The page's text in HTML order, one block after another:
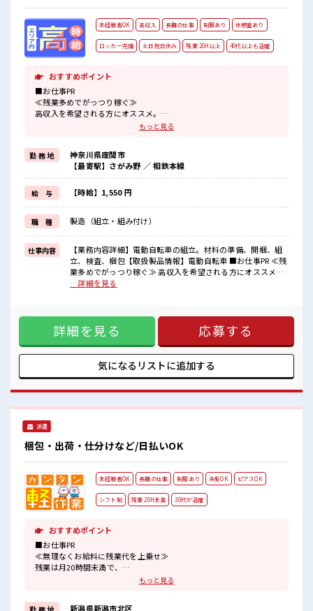
未経験者OK 高収入 長期の仕事 制服あり 休憩室あり
ロッカー完備 土日祝日休み 残業 20H以上 40代以上も活躍
おすすめポイント
■お仕事PR
≪残業多めでがっつり稼ぐ≫
高収入を希望される方にオススメ。
残業は月20時間以上あります♪
家族や友人と一緒にプライベート満喫！
≪ラクラク制服アリ≫
制服があるので、
毎日の服装の悩み解消♪
≪未経験の方も大カンゲイ≫
新しいことにチャレンジするのは不安だけど、
しっかり働く環境が整っています！
イチからスキルUP・ステップUP目指していきましょう！
≪収入アップを目指せる≫
高時給だらけの派遣のお仕事です！
■職場の雰囲気
休憩室完備でランチや休憩も充実しそう♪
残業が多めだからしっかり稼ぎたい方にもオススメ！
もっと見る
勤 務 地
神奈川県座間市
【最寄駅】さがみ野 ／ 相鉄本線
給 与 【時給】1,550 円
職 種 製造（組立・組み付け）
仕事内容
【業務内容詳細】電動自転車の組立。材料の準備、開梱、組
立、検査、梱包【取扱製品情報】電動自転車 ■お仕事PR ≪残
業多めでがっつり稼ぐ≫ 高収入を希望される方にオススメ。
残業は月20時間以上あります♪ ≪土日祝休のお仕事≫ 家族や
ゲイ≫ 新しいことにチャレンジするのは不安だけど、 しっか
り働く環境が整っています！ イチからスキルUP・ステップ
UP目指していきましょう！ ≪収入アップを目指せる≫ 高時給
だらけの派遣のお仕事です！ ■職場の雰囲気 休憩室完備でラ
ンチや休憩も充実しそう♪ 持ち物が多いあなたにもぴったり
☆ ロッカー付き職場♪ 残業が多めだからしっかり稼ぎたい方
…詳細を見る
詳細を見る 応募する
気になるリストに追加する
派遣
梱包・出荷・仕分けなど/日払いOK
未経験者OK 長期の仕事 制服あり 染髪OK ピアスOK
シフト制 残業 20H未満 30代が活躍
おすすめポイント
■お仕事PR
≪無理なくお給料に残業代を上乗せ≫
残業は月20時間未満で、
派手過ぎなければ髪型や髪色自由♪
もっと見る
勤 務 地 新潟県新潟市北区